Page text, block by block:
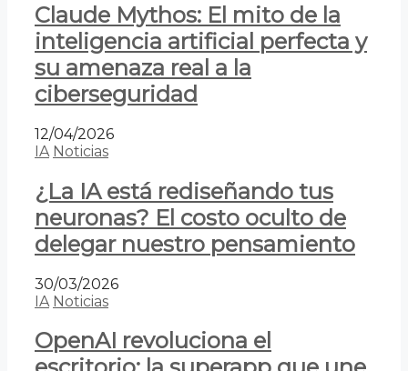
Claude Mythos: El mito de la
inteligencia artificial perfecta y
su amenaza real a la
ciberseguridad
12/04/2026
IA Noticias
¿La IA está rediseñando tus
neuronas? El costo oculto de
delegar nuestro pensamiento
30/03/2026
IA Noticias
OpenAI revoluciona el